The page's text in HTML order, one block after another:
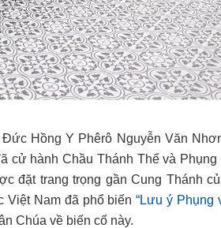
Hồng Y Phêrô Nguyễn Văn
cử hành Chầu Thánh Thể và
đặt trang trọng gần Cung Thánh
Việt Nam đã phổ biến“Lưu ý Phụng
Chúa về biến cố này.